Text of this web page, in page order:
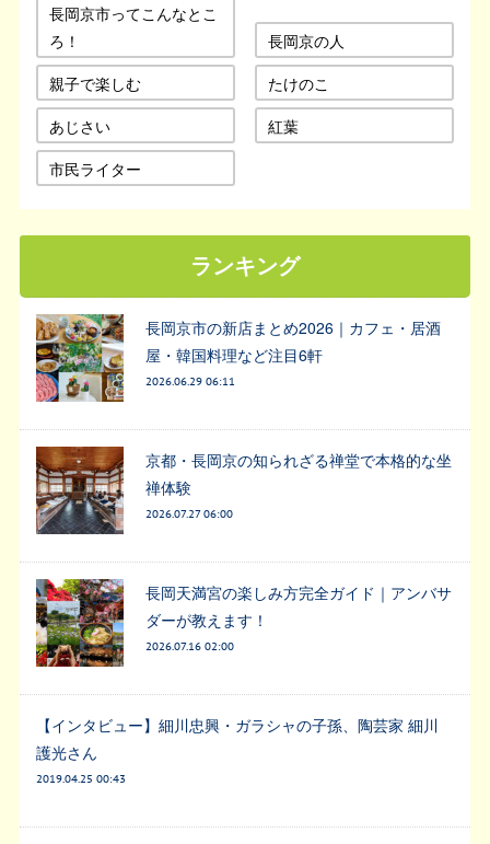
長岡京市ってこんなとこ
ろ！
長岡京の人
親子で楽しむ
たけのこ
あじさい
紅葉
市民ライター
ランキング
長岡京市の新店まとめ2026｜カフェ・居酒
屋・韓国料理など注目6軒
2026.06.29 06:11
京都・長岡京の知られざる禅堂で本格的な坐
禅体験
2026.07.27 06:00
長岡天満宮の楽しみ方完全ガイド｜アンバサ
ダーが教えます！
2026.07.16 02:00
【インタビュー】細川忠興・ガラシャの子孫、陶芸家 細川
護光さん
2019.04.25 00:43